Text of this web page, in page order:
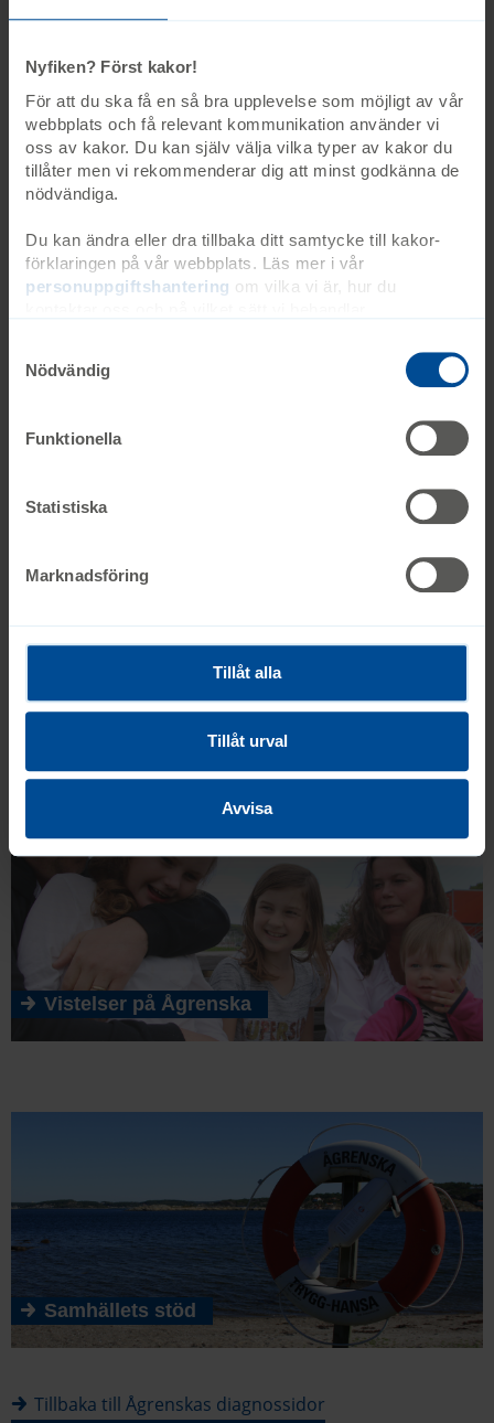
Nyfiken? Först kakor!
För att du ska få en så bra upplevelse som möjligt av vår
webbplats och få relevant kommunikation använder vi
oss av kakor. Du kan själv välja vilka typer av kakor du
tillåter men vi rekommenderar dig att minst godkänna de
nödvändiga.
Du kan ändra eller dra tillbaka ditt samtycke till kakor-
förklaringen på vår webbplats. Läs mer i vår
personuppgiftshantering om vilka vi är, hur du
när du kontaktade oss gällande ditt samtycke. Du kan
även själv ändra ditt samtycke direkt genom att klicka på
Nödvändig
Funktionella
Statistiska
Marknadsföring
Tillåt alla
Tillåt urval
Avvisa
Informationstexter
Att leva med
Intresseorganisationer
Syskonrollen
Vistelser på Ågrenska
Samhällets stöd
Tillbaka till Ågrenskas diagnossidor